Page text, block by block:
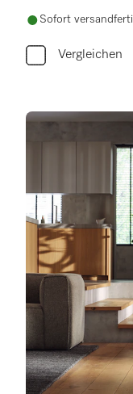
Sofort
Vergleichen